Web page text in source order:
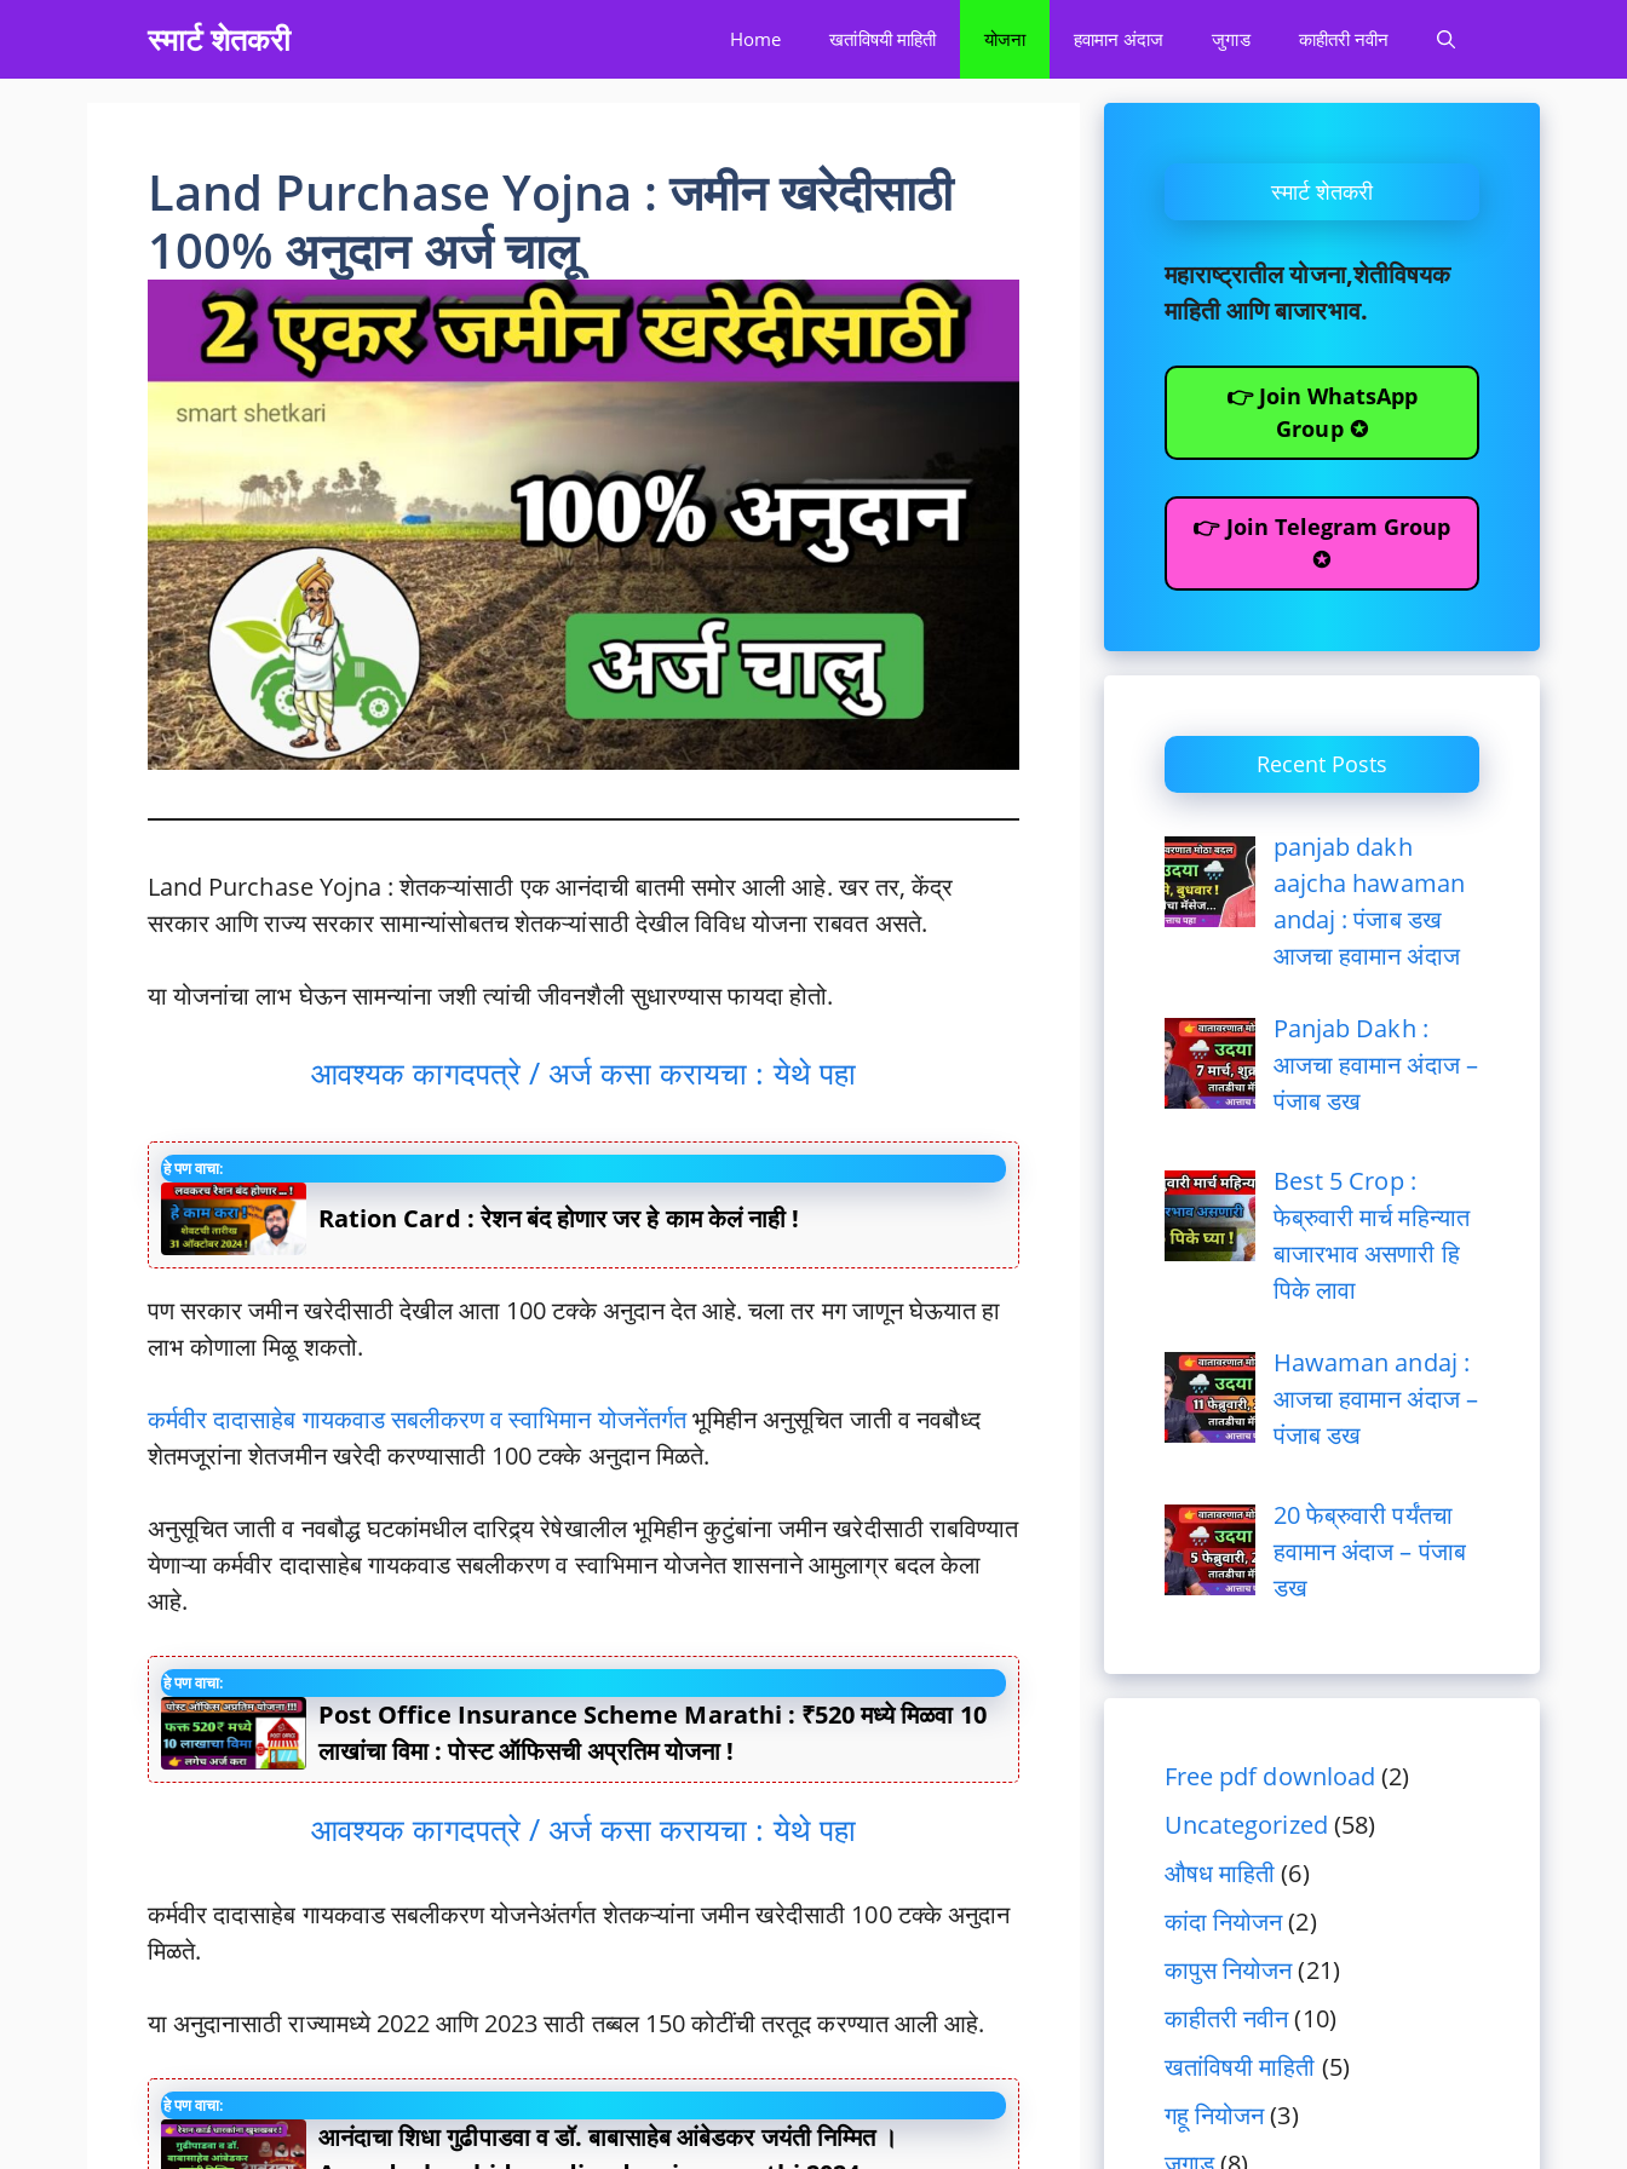
content
स्मार्ट शेतकरी Home खतांविषयी माहिती योजना हवामान अंदाज जुगाड काहीतरी नवीन
Land Purchase Yojna : जमीन खरेदीसाठी
100% अनुदान अर्ज चालू
Land Purchase Yojna : शेतकऱ्यांसाठी एक आनंदाची बातमी समोर आली आहे. खर तर, केंद्र
सरकार आणि राज्य सरकार सामान्यांसोबतच शेतकऱ्यांसाठी देखील विविध योजना राबवत असते.
या योजनांचा लाभ घेऊन सामन्यांना जशी त्यांची जीवनशैली सुधारण्यास फायदा होतो.
आवश्यक कागदपत्रे / अर्ज कसा करायचा : येथे पहा
हे पण वाचा:
Ration Card : रेशन बंद होणार जर हे काम केलं नाही !
पण सरकार जमीन खरेदीसाठी देखील आता 100 टक्के अनुदान देत आहे. चला तर मग जाणून घेऊयात हा
लाभ कोणाला मिळू शकतो.
कर्मवीर दादासाहेब गायकवाड सबलीकरण व स्वाभिमान योजनेंतर्गतभूमिहीन अनुसूचित जाती व नवबौध्द
शेतमजूरांना शेतजमीन खरेदी करण्यासाठी 100 टक्के अनुदान मिळते.
अनुसूचित जाती व नवबौद्ध घटकांमधील दारिद्र्य रेषेखालील भूमिहीन कुटुंबांना जमीन खरेदीसाठी राबविण्यात
येणाऱ्या कर्मवीर दादासाहेब गायकवाड सबलीकरण व स्वाभिमान योजनेत शासनाने आमुलाग्र बदल केला
आहे.
हे पण वाचा:
Post Office Insurance Scheme Marathi : ₹520 मध्ये मिळवा 10
लाखांचा विमा : पोस्ट ऑफिसची अप्रतिम योजना !
आवश्यक कागदपत्रे / अर्ज कसा करायचा : येथे पहा
कर्मवीर दादासाहेब गायकवाड सबलीकरण योजनेअंतर्गत शेतकऱ्यांना जमीन खरेदीसाठी 100 टक्के अनुदान
मिळते.
या अनुदानासाठी राज्यामध्ये 2022 आणि 2023 साठी तब्बल 150 कोटींची तरतूद करण्यात आली आहे.
हे पण वाचा:
आनंदाचा शिधा गुढीपाडवा व डॉ. बाबासाहेब आंबेडकर जयंती निम्मित ।
स्मार्ट शेतकरी
महाराष्ट्रातील योजना,शेतीविषयक
माहिती आणि बाजारभाव.
👉 Join WhatsApp
Group ✪
👉 Join Telegram Group
✪
Recent Posts
panjab dakh
aajcha hawaman
andaj : पंजाब डख
आजचा हवामान अंदाज
Panjab Dakh :
आजचा हवामान अंदाज –
पंजाब डख
Best 5 Crop :
फेब्रुवारी मार्च महिन्यात
बाजारभाव असणारी हि
पिके लावा
Hawaman andaj :
आजचा हवामान अंदाज –
पंजाब डख
20 फेब्रुवारी पर्यंतचा
हवामान अंदाज – पंजाब
डख
Free pdf download (2)
Uncategorized (58)
औषध माहिती(6)
कांदा नियोजन(2)
कापुस नियोजन(21)
काहीतरी नवीन(10)
खतांविषयी माहिती (5)
गहू नियोजन(3)